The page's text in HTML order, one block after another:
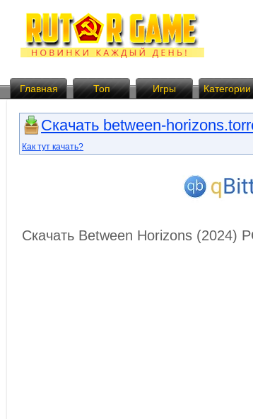
Главная Топ Игры Категории
Скачать between-
Как тут качать?
Скачать Between Horizons (2024)